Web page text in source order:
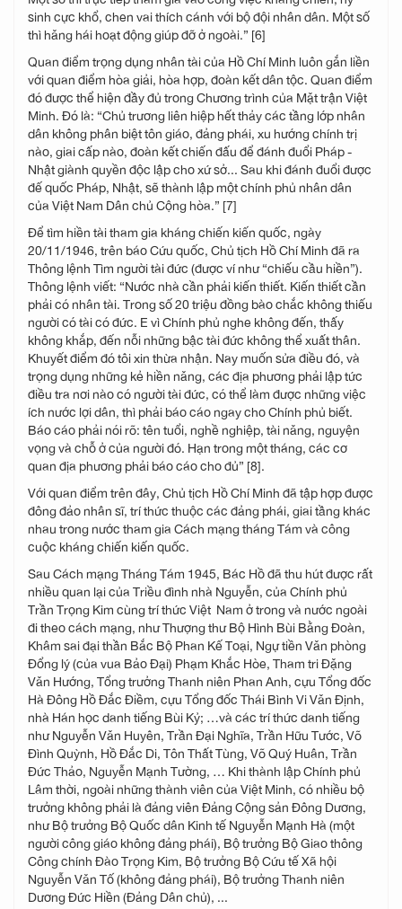
sinh cực khổ, chen vai thích cánh với bộ đội nhân dân. Một số
thì hăng hái hoạt động giúp đỡ ở ngoài.” [6]
Quan điểm trọng dụng nhân tài của Hồ Chí Minh luôn gắn liền
với quan điểm hòa giải, hòa hợp, đoàn kết dân tộc. Quan điểm
đó được thể hiện đầy đủ trong Chương trình của Mặt trận Việt
Minh. Đó là: “Chủ trương liên hiệp hết thảy các tầng lớp nhân
dân không phân biệt tôn giáo, đảng phái, xu hướng chính trị
nào, giai cấp nào, đoàn kết chiến đấu để đánh đuổi Pháp -
Nhật giành quyền độc lập cho xứ sở... Sau khi đánh đuổi được
đế quốc Pháp, Nhật, sẽ thành lập một chính phủ nhân dân
của Việt Nam Dân chủ Cộng hòa.” [7]
Để tìm hiền tài tham gia kháng chiến kiến quốc, ngày
20/11/1946, trên báo Cứu quốc, Chủ tịch Hồ Chí Minh đã ra
Thông lệnh Tìm người tài đức (được ví như “chiếu cầu hiền”).
Thông lệnh viết: “Nước nhà cần phải kiến thiết. Kiến thiết cần
phải có nhân tài. Trong số 20 triệu đồng bào chắc không thiếu
người có tài có đức. E vì Chính phủ nghe không đến, thấy
không khắp, đến nỗi những bậc tài đức không thể xuất thân.
Khuyết điểm đó tôi xin thừa nhận. Nay muốn sửa điều đó, và
trọng dụng những kẻ hiền năng, các địa phương phải lập tức
điều tra nơi nào có người tài đức, có thể làm được những việc
ích nước lợi dân, thì phải báo cáo ngay cho Chính phủ biết.
Báo cáo phải nói rõ: tên tuổi, nghề nghiệp, tài năng, nguyện
vọng và chỗ ở của người đó. Hạn trong một tháng, các cơ
quan địa phương phải báo cáo cho đủ” [8].
Với quan điểm trên đây, Chủ tịch Hồ Chí Minh đã tập hợp được
đông đảo nhân sĩ, trí thức thuộc các đảng phái, giai tầng khác
nhau trong nước tham gia Cách mạng tháng Tám và công
cuộc kháng chiến kiến quốc.
Sau Cách mạng Tháng Tám 1945, Bác Hồ đã thu hút được rất
nhiều quan lại của Triều đình nhà Nguyễn, của Chính phủ
Trần Trọng Kim cùng trí thức Việt Nam ở trong và nước ngoài
đi theo cách mạng, như Thượng thư Bộ Hình Bùi Bằng Đoàn,
Khâm sai đại thần Bắc Bộ Phan Kế Toại, Ngự tiền Văn phòng
Đổng lý (của vua Bảo Đại) Phạm Khắc Hòe, Tham tri Đặng
Văn Hướng, Tổng trưởng Thanh niên Phan Anh, cựu Tổng đốc
Hà Đông Hồ Đắc Điềm, cựu Tổng đốc Thái Bình Vi Văn Định,
nhà Hán học danh tiếng Bùi Kỷ; …và các trí thức danh tiếng
như Nguyễn Văn Huyên, Trần Đại Nghĩa, Trần Hữu Tước, Võ
Đình Quỳnh, Hồ Đắc Di, Tôn Thất Tùng, Võ Quý Huân, Trần
Đức Thảo, Nguyễn Mạnh Tường, … Khi thành lập Chính phủ
Lâm thời, ngoài những thành viên của Việt Minh, có nhiều bộ
trưởng không phải là đảng viên Đảng Cộng sản Đông Dương,
như Bộ trưởng Bộ Quốc dân Kinh tế Nguyễn Mạnh Hà (một
người công giáo không đảng phái), Bộ trưởng Bộ Giao thông
Công chính Đào Trọng Kim, Bộ trưởng Bộ Cứu tế Xã hội
Nguyễn Văn Tố (không đảng phái), Bộ trưởng Thanh niên
Dương Đức Hiền (Đảng Dân chủ), ...